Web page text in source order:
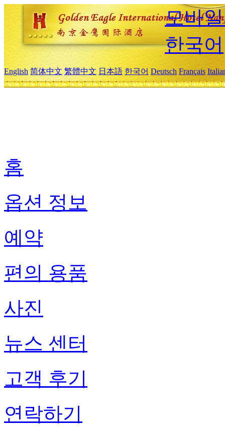
모바
한국어
English 简体中文 繁體中文 日本語 한국어 Deutsch Français
홈
옵션 정보
예약
편의 용품
사진
뉴스 센터
고객 후기
연락하기